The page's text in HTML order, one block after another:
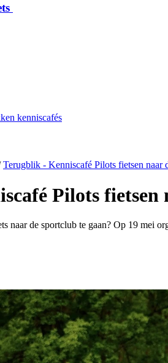
kenniscafés
Terugblik - Kenniscafé Pilots fietsen naar
Pilots fietsen
naar de sportclub te gaan? Op 19 mei